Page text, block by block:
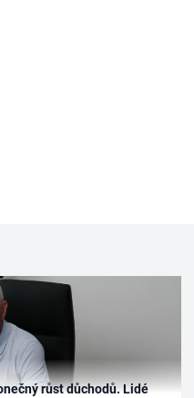
růst důchodů. Lidé